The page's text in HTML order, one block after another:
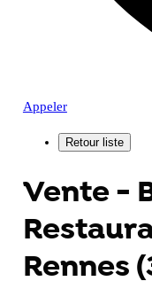
Appeler
Vente -
Rennes